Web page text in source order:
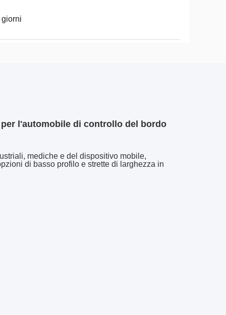
giorni
l'automobile di controllo del bordo
mediche e del dispositivo mobile,
di basso profilo e strette di larghezza in